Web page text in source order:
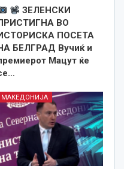
ЗЕЛЕНСКИ
ВО
ПОСЕТА
БЕЛГРАД Вучиќ и
Мацут ќе
МАКЕДОНИЈА